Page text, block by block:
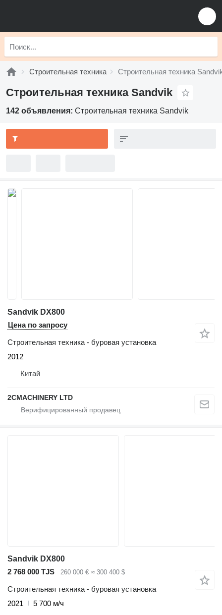
Строительная техника Строительная техника
Строительная техника Sandvik
142 объявления: Строительная техника Sandvik
Sandvik DX800
Цена по запросу
Строительная техника - буровая установка
2012
Китай
2CMACHINERY LTD
Sandvik DX800
2 768 000 TJS
260 000 € ≈ 300 400 $
Строительная техника - буровая установка
2021
5 700 м/ч